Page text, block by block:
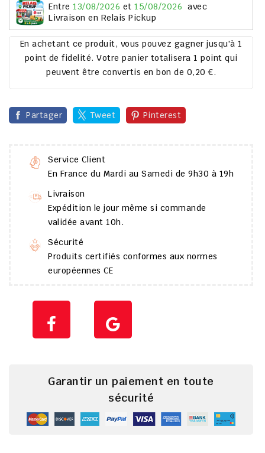
entre 13/08/2026 et 15/08/2026 avec
Livraison en Relais Pickup
En achetant ce produit, vous pouvez gagner jusqu'à 1
point de fidelité. Votre panier totalisera 1 point qui
peuvent être convertis en bon de 0,20 €.
Partager Tweet Pinterest
Service Client
En France du Mardi au Samedi de 9h30 à 19h
Livraison
Expédition le jour même si commande
validée avant 10h.
Sécurité
Produits certifiés conformes aux normes
européennes CE
Garantir un paiement en toute
sécurité